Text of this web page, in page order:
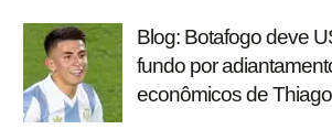
Blog: Botafogo deve
fundo por
econômicos de